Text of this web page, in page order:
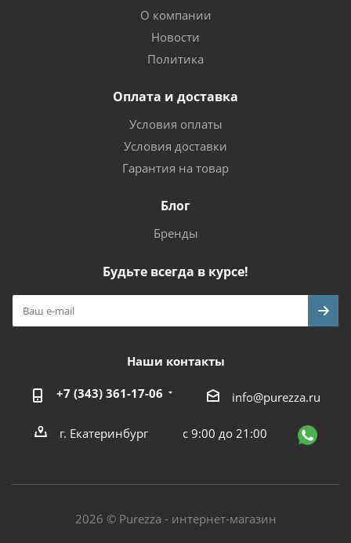
О компании
Новости
Политика
Оплата и доставка
Условия оплаты
Условия доставки
Гарантия на товар
Блог
Бренды
Будьте всегда в курсе!
Наши контакты
+7 (343) 361-17-06 info@purezza.ru
г. Екатеринбург с 9:00 до 21:00
2026 © Purezza - интернет-магазин